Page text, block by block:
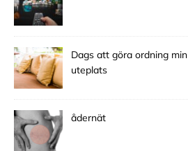
Dags att göra ordning min
uteplats
ådernät